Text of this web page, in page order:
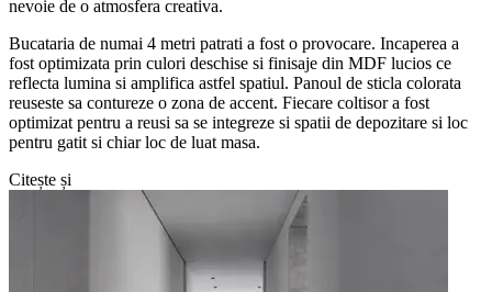
nevoie de o atmosfera creativa.
Bucataria de numai 4 metri patrati a fost o provocare. Incaperea a
fost optimizata prin culori deschise si finisaje din MDF lucios ce
reflecta lumina si amplifica astfel spatiul. Panoul de sticla colorata
reuseste sa contureze o zona de accent. Fiecare coltisor a fost
optimizat pentru a reusi sa se integreze si spatii de depozitare si loc
pentru gatit si chiar loc de luat masa.
Citește și